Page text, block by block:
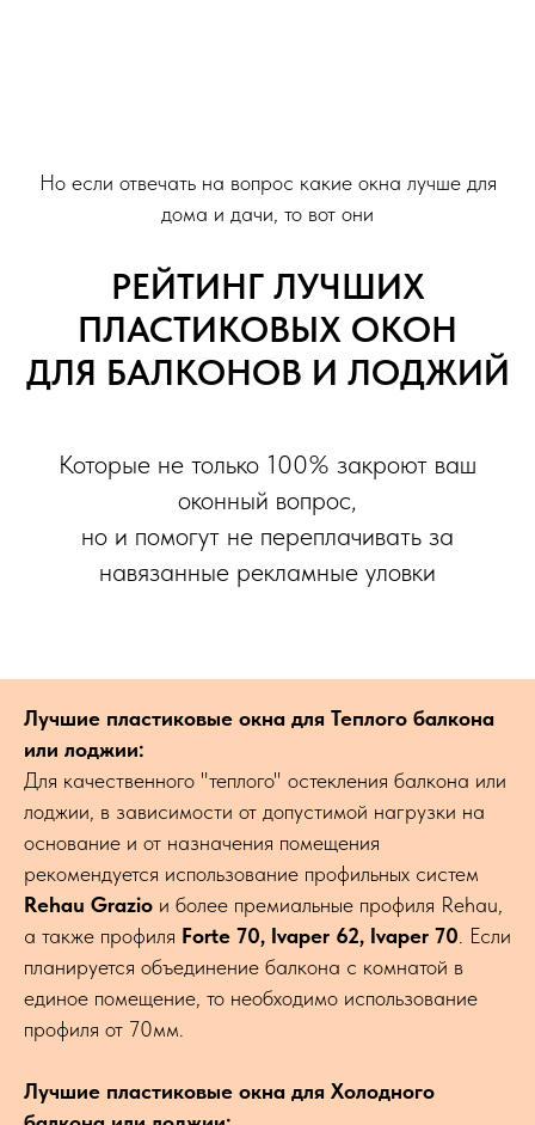
Но если отвечать на вопрос какие окна лучше для
дома и дачи, то вот они
РЕЙТИНГ ЛУЧШИХ
ПЛАСТИКОВЫХ ОКОН
ДЛЯ БАЛКОНОВ И ЛОДЖИЙ
Которые не только 100% закроют ваш
оконный вопрос,
но и помогут не переплачивать за
навязанные рекламные уловки
Лучшие пластиковые окна для Теплого балкона
или лоджии:
Для качественного "теплого" остекления балкона или
лоджии, в зависимости от допустимой нагрузки на
основание и от назначения помещения
рекомендуется использование профильных систем
Rehau Grazio и более премиальные профиля Rehau,
а также профиля Forte 70, Ivaper 62, Ivaper 70 . Если
планируется объединение балкона с комнатой в
единое помещение, то необходимо использование
профиля от 70мм.
Лучшие пластиковые окна для Холодного